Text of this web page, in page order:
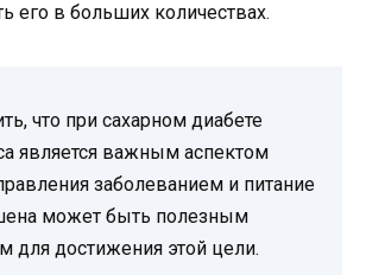
его в больших количествах.
что при сахарном диабете
является важным аспектом
заболеванием и питание
может быть полезным
для достижения этой цели.